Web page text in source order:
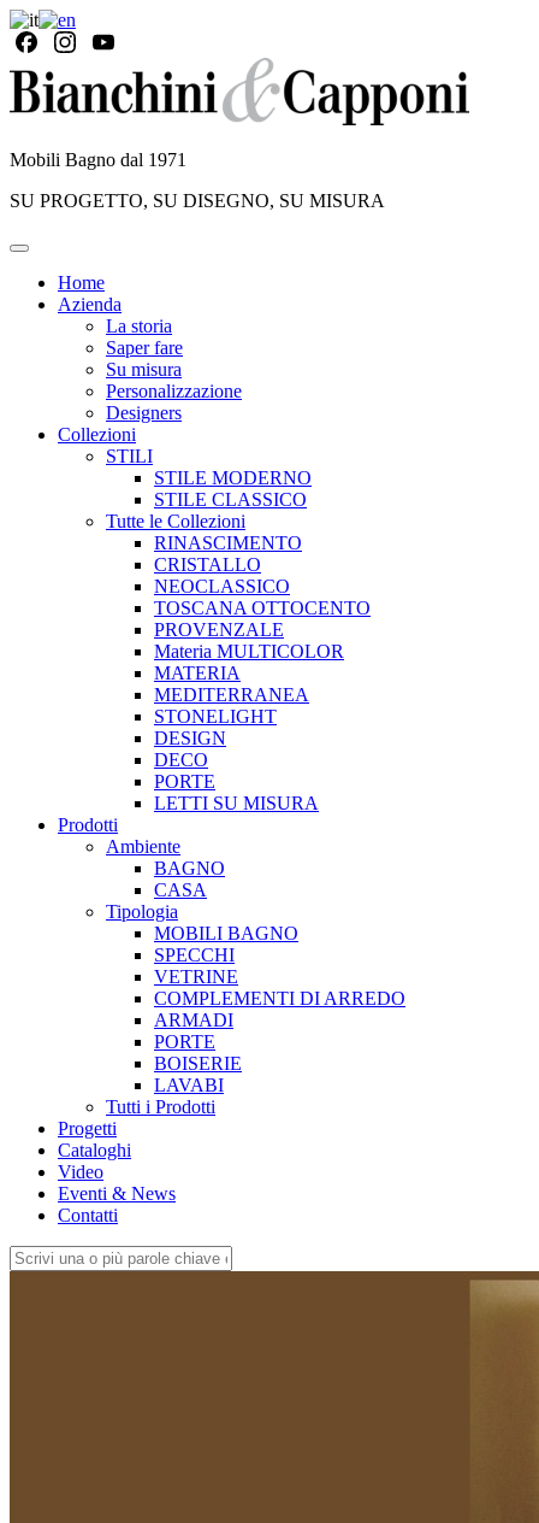
Mobili Bagno dal 1971
SU PROGETTO, SU DISEGNO, SU MISURA
Home
Azienda
La storia
Saper fare
Su misura
Personalizzazione
Designers
Collezioni
STILI
STILE MODERNO
STILE CLASSICO
Tutte le Collezioni
RINASCIMENTO
CRISTALLO
NEOCLASSICO
TOSCANA OTTOCENTO
PROVENZALE
Materia MULTICOLOR
MATERIA
MEDITERRANEA
STONELIGHT
DESIGN
DECO
PORTE
LETTI SU MISURA
Prodotti
Ambiente
BAGNO
CASA
Tipologia
MOBILI BAGNO
SPECCHI
VETRINE
COMPLEMENTI DI ARREDO
ARMADI
PORTE
BOISERIE
LAVABI
Tutti i Prodotti
Progetti
Cataloghi
Video
Eventi & News
Contatti